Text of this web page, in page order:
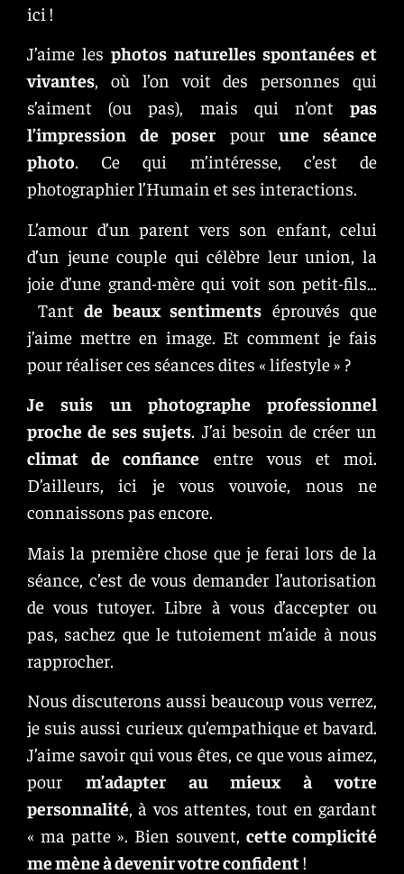
ici !
J’aime lesphotos naturellesspontanées et
vivantes, où l’on voit des personnes qui
s’aiment (ou pas), mais qui n’ont pas
l’impression de poser pourune séance
photo. Ce qui m’intéresse, c’est de
photographier l’Humain et ses interactions.
L’amour d’un parent vers son enfant, celui
d’un jeune couple qui célèbre leur union, la
joie d’une grand-mère qui voit son petit-fils…
Tant de beaux sentiments éprouvés que
j’aime mettre en image. Et comment je fais
pour réaliser ces séances dites « lifestyle » ?
Je suis un photographe professionnel
proche de ses sujets. J’ai besoin de créer un
climat de confiance entre vous et moi.
D’ailleurs, ici je vous vouvoie, nous ne
connaissons pas encore.
Mais la première chose que je ferai lors de la
séance, c’est de vous demander l’autorisation
de vous tutoyer. Libre à vous d’accepter ou
pas, sachez que le tutoiement m’aide à nous
rapprocher.
Nous discuterons aussi beaucoup vous verrez,
je suis aussi curieux qu’empathique et bavard.
J’aime savoir qui vous êtes, ce que vous aimez,
pour m’adapter au mieux à votre
personnalité , à vos attentes, tout en gardant
« ma patte ». Bien souvent, cette complicité
me mène à devenir votre confident!